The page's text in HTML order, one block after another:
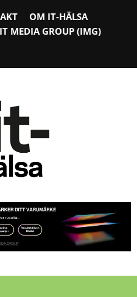
OM IT-HÄLSA
IT MEDIA GROUP (IMG)